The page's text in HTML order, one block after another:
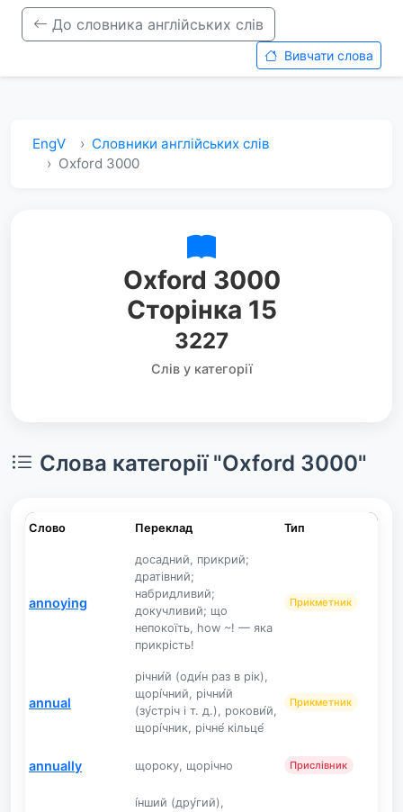
До словника англійських слів
Вивчати слова
EngV
Словники англійських слів
Oxford 3000
Oxford 3000
Сторінка 15
3227
Слів у категорії
Слова категорії "Oxford 3000"
Слово Переклад Тип
annoying
досадний, прикрий;
дратівний;
набридливий;
докучливий; що
непокоїть, how ~! — яка
прикрість!
Прикметник
annual
річни́й (оди́н раз в рік),
щорі́чний, річни́й
(зу́стріч і т. д.), рокови́й,
щорі́чник, річне́ кільце́
Прикметник
annually щороку, щорічно Прислівник
і́нший (дру́гий),